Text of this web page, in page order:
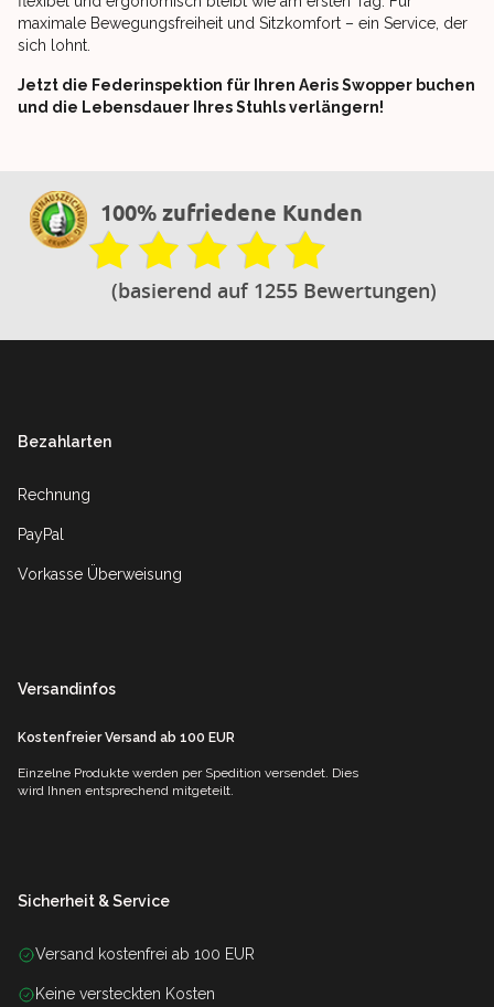
maximale Bewegungsfreiheit und Sitzkomfort – ein Service, der
sich lohnt.
Jetzt die Federinspektion für Ihren Aeris Swopper buchen
und die Lebensdauer Ihres Stuhls verlängern!
100% zufriedene Kunden
(basierend auf 1255 Bewertungen)
Bezahlarten
Rechnung
PayPal
Vorkasse Überweisung
Versandinfos
Kostenfreier Versand ab 100 EUR
Einzelne Produkte werden per Spedition versendet. Dies
wird Ihnen entsprechend mitgeteilt.
Sicherheit & Service
Versand kostenfrei ab 100 EUR
Keine versteckten Kosten